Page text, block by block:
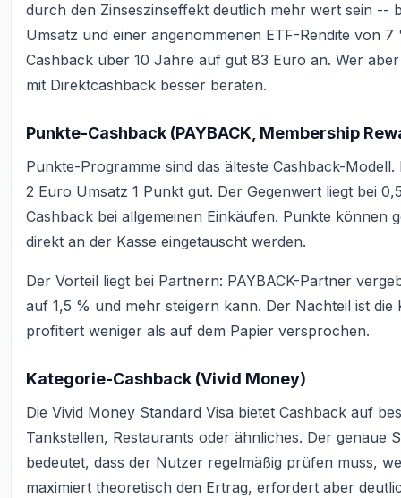
durch den Zinseszinseffekt deutlich mehr wert sein --
Umsatz und einer angenommenen ETF-Rendite von
Cashback über 10 Jahre auf gut 83 Euro an. Wer
mit Direktcashback besser beraten.
Punkte-Cashback (PAYBACK, Membership
Punkte-Programme sind das älteste Cashback-
2 Euro Umsatz 1 Punkt gut. Der Gegenwert liegt bei
Cashback bei allgemeinen Einkäufen. Punkte können
direkt an der Kasse eingetauscht werden.
Der Vorteil liegt bei Partnern: PAYBACK-Partner
auf 1,5 % und mehr steigern kann. Der Nachteil ist
profitiert weniger als auf dem Papier versprochen.
Kategorie-Cashback (Vivid Money)
Die Vivid Money Standard Visa bietet Cashback auf
Tankstellen, Restaurants oder ähnliches. Der genaue
bedeutet, dass der Nutzer regelmäßig prüfen muss,
maximiert theoretisch den Ertrag, erfordert aber